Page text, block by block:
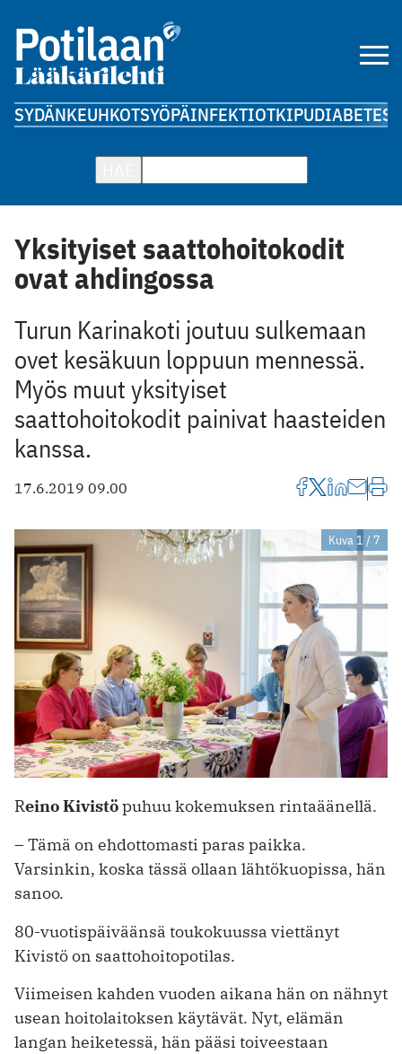
SYDÄNKEUHKOTSYÖPÄINFEKTIOTKIPUDIABETES
Yksityiset saattohoitokodit
ovat ahdingossa
Turun Karinakoti joutuu sulkemaan
ovet kesäkuun loppuun mennessä.
Myös muut yksityiset
saattohoitokodit painivat haasteiden
kanssa.
17.6.2019 09.00
Kuva 1 / 7
Reino Kivistöpuhuu kokemuksen rintaäänellä.
– Tämä on ehdottomasti paras paikka.
Varsinkin, koska tässä ollaan lähtökuopissa, hän
sanoo.
80-vuotispäiväänsä toukokuussa viettänyt
Kivistö on saattohoitopotilas.
Viimeisen kahden vuoden aikana hän on nähnyt
usean hoitolaitoksen käytävät. Nyt, elämän
langan heiketessä, hän pääsi toiveestaan